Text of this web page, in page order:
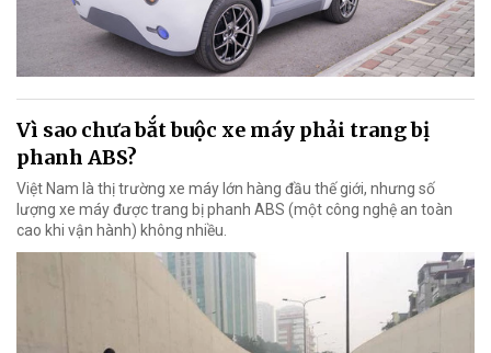
Vì sao chưa bắt buộc xe máy phải trang bị
phanh ABS?
Việt Nam là thị trường xe máy lớn hàng đầu thế giới, nhưng số
lượng xe máy được trang bị phanh ABS (một công nghệ an toàn
cao khi vận hành) không nhiều.